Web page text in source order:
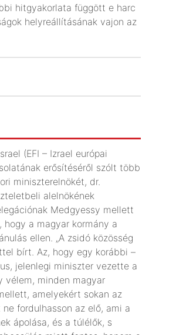
hitgyakorlata függött e harc
helyreállításának vajon az
(EFI – Izrael európai
erősítéséről szólt több
miniszterelnökét, dr.
alelnökének
Medgyessy mellett
a magyar kormány a
ellen. „A zsidó közösség
bírt. Az, hogy egy korábbi –
jelenlegi miniszter vezette a
vélem, minden magyar
amelyekért sokan az
fordulhasson az elő, ami a
ápolása, és a túlélők, s